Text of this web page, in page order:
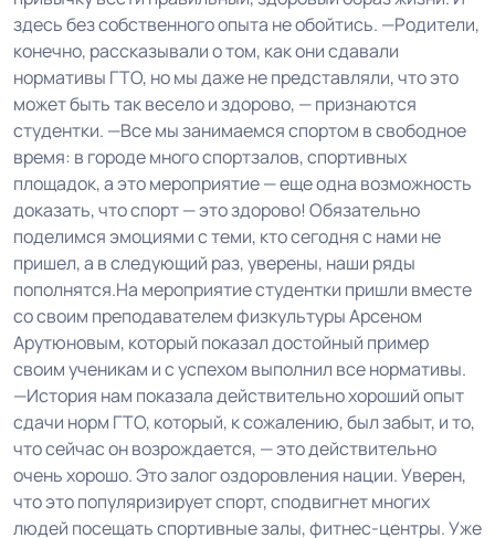
здесь без собственного опыта не обойтись. —Родители,
конечно, рассказывали о том, как они сдавали
нормативы ГТО, но мы даже не представляли, что это
может быть так весело и здорово, — признаются
студентки. —Все мы занимаемся спортом в свободное
время: в городе много спортзалов, спортивных
площадок, а это мероприятие — еще одна возможность
доказать, что спорт — это здорово! Обязательно
поделимся эмоциями с теми, кто сегодня с нами не
пришел, а в следующий раз, уверены, наши ряды
пополнятся.На мероприятие студентки пришли вместе
со своим преподавателем физкультуры Арсеном
Арутюновым, который показал достойный пример
своим ученикам и с успехом выполнил все нормативы.
—История нам показала действительно хороший опыт
сдачи норм ГТО, который, к сожалению, был забыт, и то,
что сейчас он возрождается, — это действительно
очень хорошо. Это залог оздоровления нации. Уверен,
что это популяризирует спорт, сподвигнет многих
людей посещать спортивные залы, фитнес-центры. Уже